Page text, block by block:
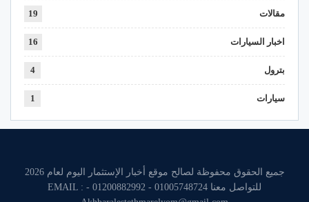
مقالات 19
اخبار السيارات 16
بترول 4
سيارات 1
جميع الحقوق محفوظة لصالح موقع أخبار الإستثمار اليوم لعام 2026
للتواصل معنا 01005748724 - 01200882992 - EMAIL :